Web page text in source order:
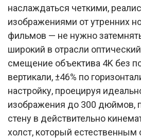
наслаждаться четкими,
изображениями от утренних
фильмов — не нужно
широкий в отрасли
смещение объектива 4K без
вертикали, ±46% по
настройку, проецируя
изображения до 300 дюймов,
стену в действительно
холст, который естественным